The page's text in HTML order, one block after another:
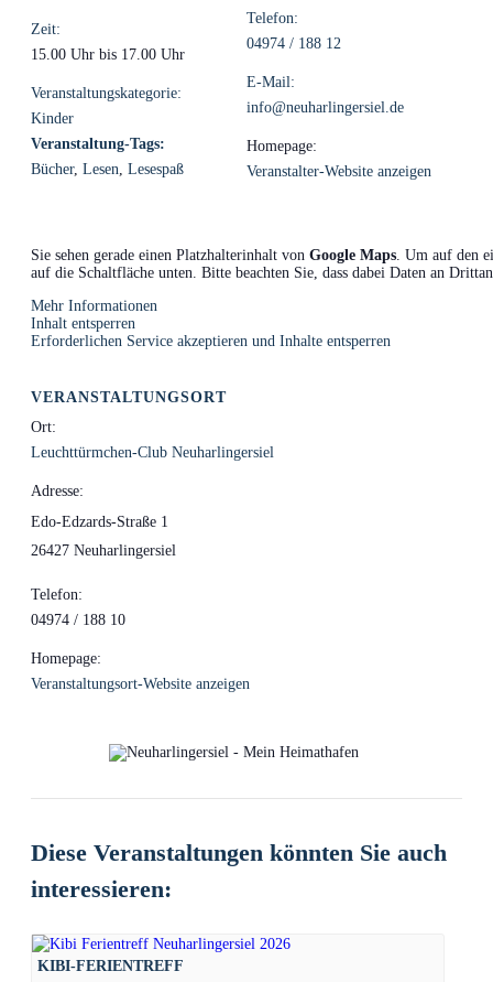
Zeit:
15.00 Uhr bis 17.00 Uhr
Veranstaltungskategorie:
Kinder
Veranstaltung-Tags:
Bücher, Lesen Lesespaß
Telefon:
04974 / 188 12
E-Mail:
info@neuharlingersiel.de
Homepage:
Veranstalter-Website anzeigen
VERANSTALTUNGSORT
Ort:
Leuchttürmchen-Club Neuharlingersiel
Adresse:
Edo-Edzards-Straße 1
26427 Neuharlingersiel
Telefon:
04974 / 188 10
Homepage:
Veranstaltungsort-Website anzeigen
Sie sehen gerade einen Platzhalterinhalt von Google Maps . Um auf den
auf die Schaltfläche unten. Bitte beachten Sie, dass dabei Daten an
Mehr Informationen
Inhalt entsperren
Erforderlichen Service akzeptieren und Inhalte entsperren
Diese Veranstaltungen könnten Sie auch
interessieren:
KIBI-FERIENTREFF